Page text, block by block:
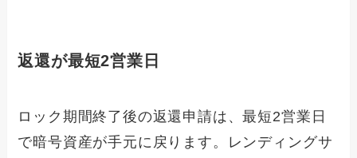
返還が最短2営業日
ロック期間終了後の返還申請は、最短2営業日
で暗号資産が手元に戻ります。レンディングサ